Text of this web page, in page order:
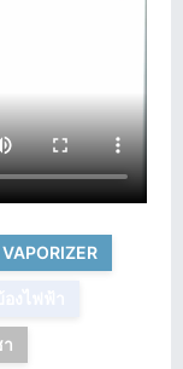
VAPORIZER